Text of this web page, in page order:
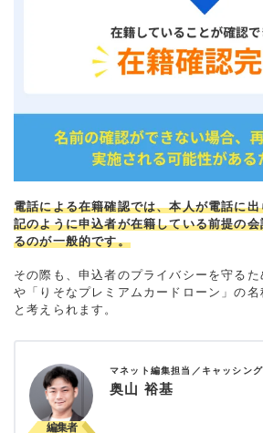
電話による在籍確認では、本人が電話に
記のように申込者が在籍している前提の
るのが一般的です。
その際も、申込者のプライバシーを守るた
や「りそなプレミアムカードローン」の
と考えられます。
マネット編集担当／キャッシング
奥山 裕基